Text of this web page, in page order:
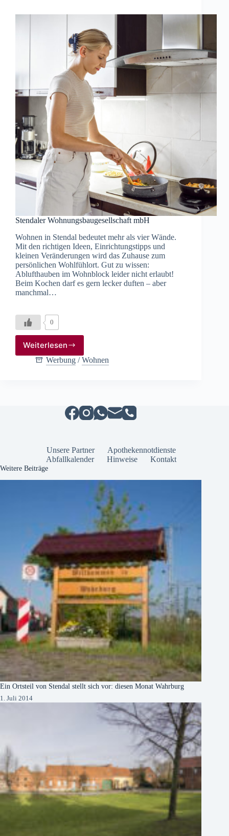
Stendaler Wohnungsbaugesellschaft mbH
Wohnen in Stendal bedeutet mehr als vier Wände.
Mit den richtigen Ideen, Einrichtungstipps und
kleinen Veränderungen wird das Zuhause zum
persönlichen Wohlfühlort. Gut zu wissen:
Ablufthauben im Wohnblock leider nicht erlaubt!
Beim Kochen darf es gern lecker duften – aber
manchmal…
0
Weiterlesen
Stendaler
Wohnungsbaugesellschaft
Werbung /Wohnen
Unsere Partner
Apothekennotdienste
Abfallkalender
Hinweise Kontakt
Weitere Beiträge
Ein Ortsteil von Stendal stellt sich vor: diesen Monat Wahrburg
1. Juli 2014